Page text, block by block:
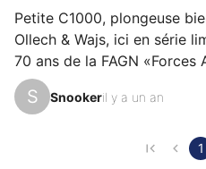
pour son émotion, son
Petite C1000, plongeuse
Ollech & Wajs, ici en série
70 ans de la FAGN «Forces
Gendarmerie Nationale »
fond de boite gravé pour
S Snookeril y a un an
1